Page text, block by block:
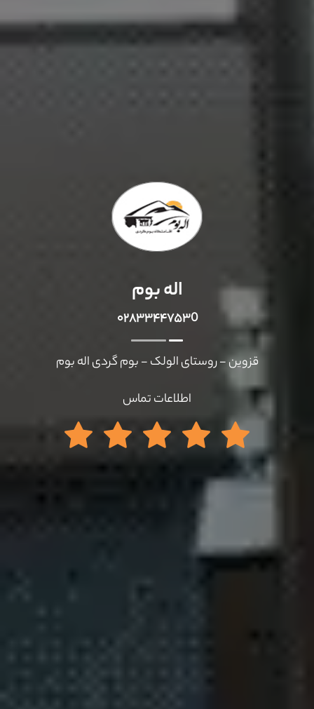
اله بوم
۰۲۸۳۳۴۴۷۵۳0
قزوین - روستای الولک - بوم گردی اله بوم
اطلاعات تماس